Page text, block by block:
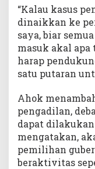
“Kalau kasus
dinaikkan ke
saya, biar
masuk akal
harap
satu putaran
Ahok
pengadilan,
dapat
mengatakan,
pemilihan
beraktivitas